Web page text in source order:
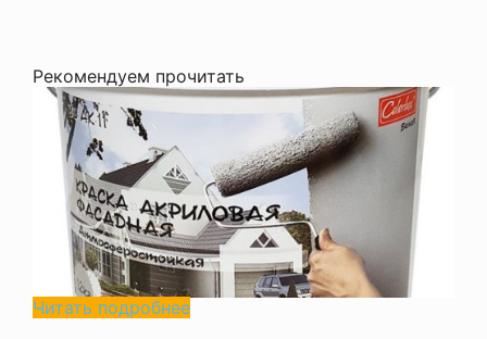
Рекомендуем прочитать
Читать подробнее